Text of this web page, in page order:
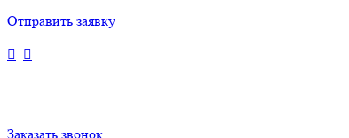
Отправить заявку
Заказать звонок